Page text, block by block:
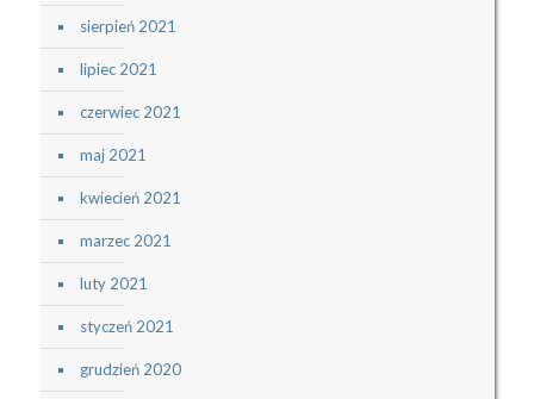
sierpień 2021
lipiec 2021
czerwiec 2021
maj 2021
kwiecień 2021
marzec 2021
luty 2021
styczeń 2021
grudzień 2020